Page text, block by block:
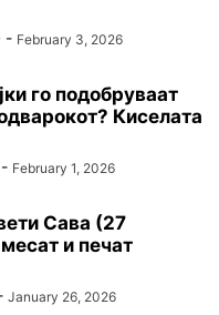
- February 3, 2026
го подобруваат
Киселата
- February 1, 2026
Сава (27
и печат
January 26, 2026